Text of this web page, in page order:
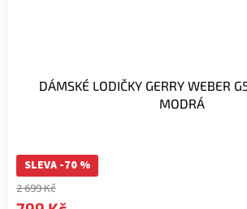
DÁMSKÉ LODIČKY GERRY WEBER
MODRÁ
SLEVA -70 %
2 699 Kč